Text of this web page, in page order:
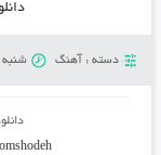
دسته : آهنگ شنبه 21 جولای 2018